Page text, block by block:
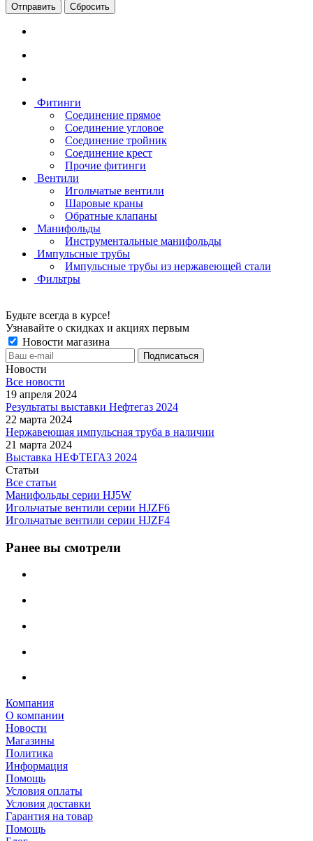
Сбросить
Фитинги
Соединение прямое
Соединение угловое
Соединение тройник
Соединение крест
Прочие фитинги
Вентили
Игольчатые вентили
Шаровые краны
Обратные клапаны
Манифольды
Инструментальные манифольды
Импульсные трубы
Импульсные трубы из нержавеющей стали
Фильтры
Будьте всегда в курсе!
Узнавайте о скидках и акциях первым
Новости магазина
Новости
Все новости
19 апреля 2024
Результаты выставки Нефтегаз 2024
22 марта 2024
Нержавеющая импульсная труба в наличии
21 марта 2024
Выставка НЕФТЕГАЗ 2024
Статьи
Все статьи
Манифольды серии HJ5W
Игольчатые вентили серии HJZF6
Игольчатые вентили серии HJZF4
Ранее вы смотрели
Компания
О компании
Новости
Магазины
Политика
Информация
Помощь
Условия оплаты
Условия доставки
Гарантия на товар
Помощь